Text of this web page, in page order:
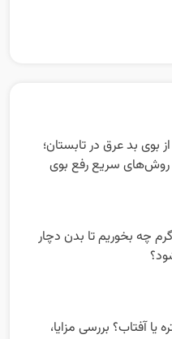
بوی بد عرق در تابستان؛
سریع رفع بوی
چه بخوریم تا بدن دچار
یا آفتاب؟ بررسی مزایا،